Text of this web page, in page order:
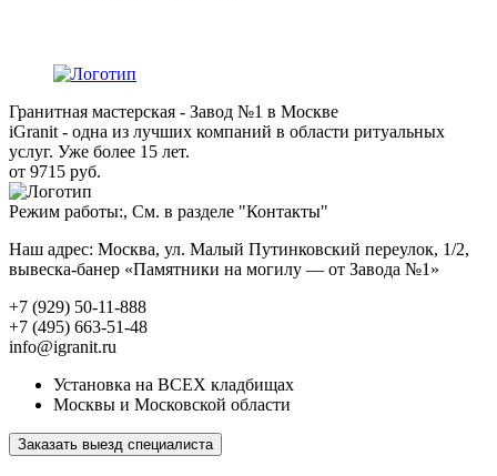
Гранитная мастерская - Завод №1 в Москве
iGranit - одна из лучших компаний в области ритуальных
услуг. Уже более 15 лет.
от 9715 руб.
Режим работы:, См. в разделе "Контакты"
Наш адрес: Москва, ул. Малый Путинковский переулок, 1/2,
вывеска-банер «Памятники на могилу — от Завода №1»
+7 (929) 50-11-888
+7 (495) 663-51-48
info@igranit.ru
Установка на ВСЕХ кладбищах
Москвы и Московской области
Заказать выезд специалиста